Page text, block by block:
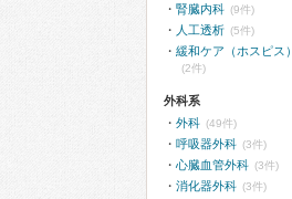
腎臓内科 (9件)
人工透析 (5件)
緩和ケア（ホスピス）
(2件)
外科系
外科 (49件)
呼吸器外科 (3件)
心臓血管外科 (3件)
消化器外科 (3件)